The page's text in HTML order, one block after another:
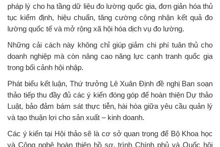
pháp lý cho hạ tầng dữ liệu đo lường quốc gia, đơn giản hóa thủ
tục kiểm định, hiệu chuẩn, tăng cường công nhận kết quả đo
lường quốc tế và mở rộng xã hội hóa dịch vụ đo lường.
Những cải cách này không chỉ giúp giảm chi phí tuân thủ cho
doanh nghiệp mà còn nâng cao năng lực cạnh tranh quốc gia
trong bối cảnh hội nhập.
Phát biểu kết luận, Thứ trưởng Lê Xuân Định đề nghị Ban soạn
thảo tiếp thu đầy đủ các ý kiến đóng góp để hoàn thiện Dự thảo
Luật, bảo đảm bám sát thực tiễn, hài hòa giữa yêu cầu quản lý
và tạo thuận lợi cho sản xuất – kinh doanh.
Các ý kiến tại Hội thảo sẽ là cơ sở quan trọng để Bộ Khoa học
và Công nghệ hoàn thiện hồ sơ, trình Chính phủ và Quốc hội